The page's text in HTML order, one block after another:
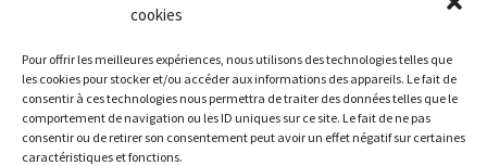
cookies
Pour offrir les meilleures expériences, nous utilisons des technologies telles que
les cookies pour stocker et/ou accéder aux informations des appareils. Le fait de
consentir à ces technologies nous permettra de traiter des données telles que le
comportement de navigation ou les ID uniques sur ce site. Le fait de ne pas
consentir ou de retirer son consentement peut avoir un effet négatif sur certaines
caractéristiques et fonctions.